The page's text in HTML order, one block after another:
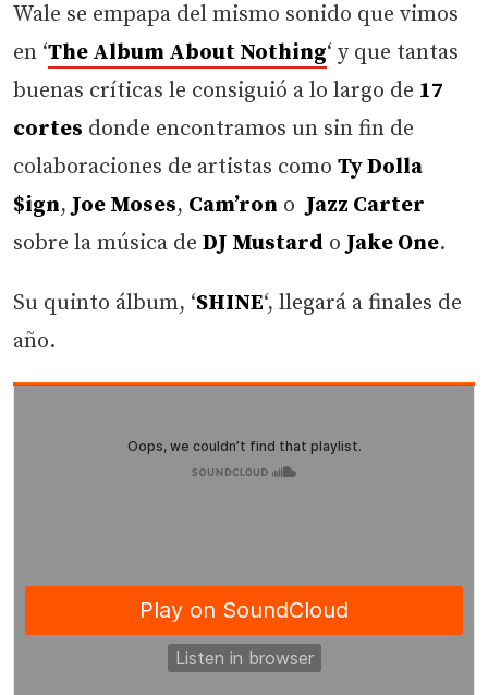
Wale se empapa del mismo sonido que vimos
en ‘The Album About Nothing‘ y que tantas
buenas críticas le consiguió a lo largo de 17
cortes donde encontramos un sin fin de
colaboraciones de artistas como Ty Dolla
$ign,Joe Moses, Cam’ron oJazz Carter
sobre la música de DJ Mustard oJake One.
Su quinto álbum, ‘SHINE‘, llegará a finales de
año.